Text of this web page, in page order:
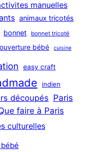
manuelles
animaux tricotés
bonnet bonnet tricoté
bébé cuisine
easy craft
indien
découpés Paris
faire à Paris
culturelles